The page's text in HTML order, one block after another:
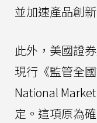
並加速產品創新
此外，美國證
現行《監管全
National
定。這項原為